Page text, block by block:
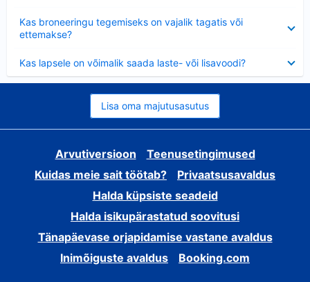
Kas broneeringu tegemiseks on vajalik tagatis või
ettemakse?
Kas lapsele on võimalik saada laste- või lisavoodi?
Lisa oma majutusasutus
Arvutiversioon
Teenusetingimused
Kuidas meie sait töötab?
Privaatsusavaldus
Halda küpsiste seadeid
Halda isikupärastatud soovitusi
Tänapäevase orjapidamise vastane avaldus
Inimõiguste avaldus
Booking.com